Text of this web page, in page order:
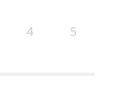
4 5